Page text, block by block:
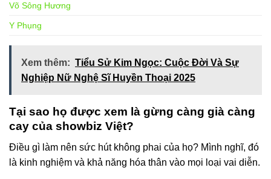
Võ Sông Hương
Y Phụng
Xem thêm: Tiểu Sử Kim Ngọc: Cuộc Đời Và Sự
Nghiệp Nữ Nghệ Sĩ Huyền Thoại 2025
Tại sao họ được xem là gừng càng già càng
cay của showbiz Việt?
Điều gì làm nên sức hút không phai của họ? Mình nghĩ, đó
là kinh nghiệm và khả năng hóa thân vào mọi loại vai diễn.